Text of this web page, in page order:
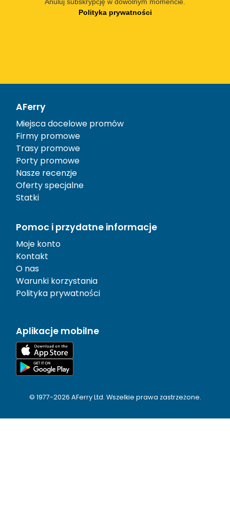
Anuluj subskrypcję w dowolnym momencie.
Polityka prywatności
AFerry
Miejsca docelowe promów
Firmy promowe
Trasy promowe
Porty promowe
Nasze recenzje
Oferty specjalne
Statki
Pomoc i przydatne informacje
Moje konto
Kontakt
O nas
Warunki korzystania
Polityka prywatności
Aplikacje mobilne
© 1977-2026 AFerry Ltd. Wszelkie prawa zastrzeżone.